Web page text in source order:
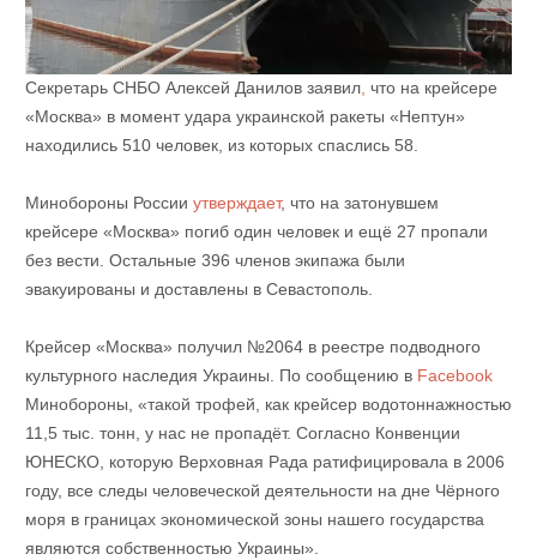
Секретарь СНБО Алексей Данилов заявил, что на крейсере
«Москва» в момент удара украинской ракеты «Нептун»
находились 510 человек, из которых спаслись 58.
Минобороны России утверждает, что на затонувшем
крейсере «Москва» погиб один человек и ещё 27 пропали
без вести. Остальные 396 членов экипажа были
эвакуированы и доставлены в Севастополь.
Крейсер «Москва» получил №2064 в реестре подводного
культурного наследия Украины. По сообщению в Fаcebook
Минобороны, «такой трофей, как крейсер водотоннажностью
11,5 тыс. тонн, у нас не пропадёт. Согласно Конвенции
ЮНЕСКО, которую Верховная Рада ратифицировала в 2006
году, все следы человеческой деятельности на дне Чёрного
моря в границах экономической зоны нашего государства
являются собственностью Украины».